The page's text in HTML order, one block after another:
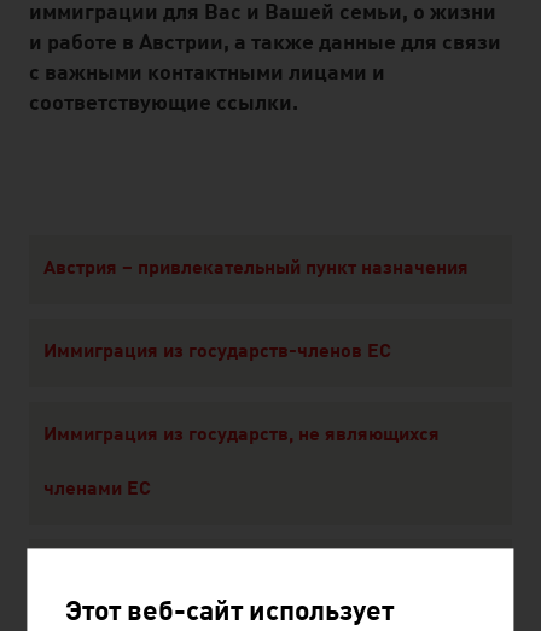
иммиграции для Вас и Вашей семьи, о жизни
и работе в Австрии, а также данные для связи
с важными контактными лицами и
соответствующие ссылки.
Австрия – привлекательный пункт назначения
Иммиграция из государств-членов ЕС
Иммиграция из государств, не являющихся
членами ЕС
Этот веб-сайт использует